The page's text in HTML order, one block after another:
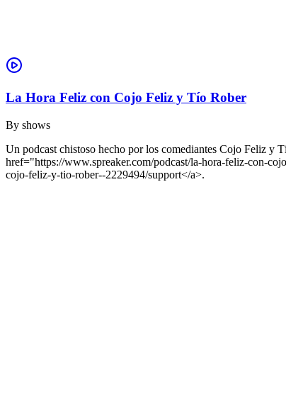
La Hora Feliz con Cojo Feliz y Tío Rober
By shows
Un podcast chistoso hecho por los comediantes Cojo Feliz y
href="https://www.spreaker.com/podcast/la-hora-feliz-con-
cojo-feliz-y-tio-rober--2229494/support</a>.